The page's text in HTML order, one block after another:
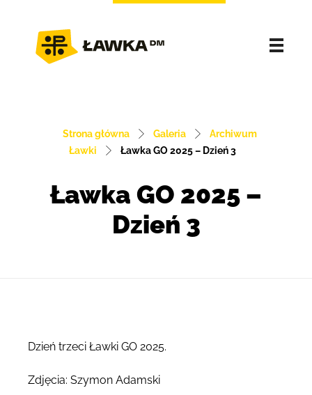
Strona główna Galeria
Archiwum
Ławki
Ławka GO 2025 – Dzień 3
Ławka GO 2025 –
Dzień 3
Dzień trzeci Ławki GO 2025.
Zdjęcia: Szymon Adamski